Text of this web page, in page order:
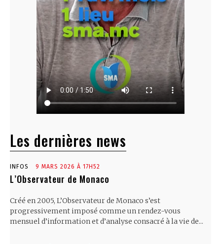
Les dernières news
INFOS 9 MARS 2026 À 17H52
L’Observateur de Monaco
Créé en 2005, L’Observateur de Monaco s’est
progressivement imposé comme un rendez-vous
mensuel d’information et d’analyse consacré à la vie de...